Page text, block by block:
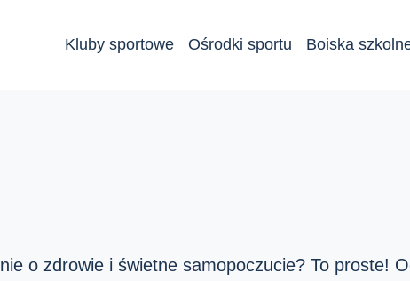
Kluby sportowe Ośrodki sportu Boiska
o zdrowie i świetne samopoczucie? To proste!